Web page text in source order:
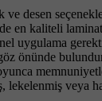
desen
kaliteli
uygulama
önünde
lekelenmiş